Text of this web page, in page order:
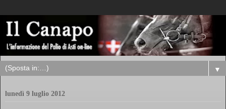
▼
lunedì 9 luglio 2012